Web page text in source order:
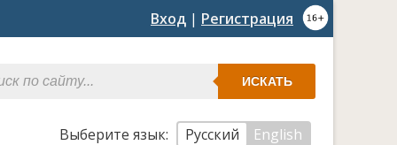
Вход | Регистрация
ИСКАТЬ
Выберите язык: Русский
English